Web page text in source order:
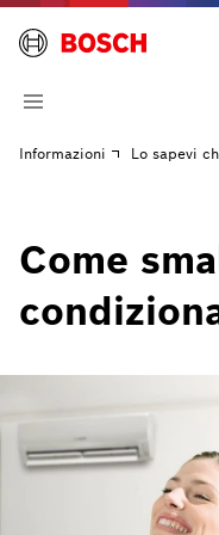
Informazioni Lo sapevi
Come